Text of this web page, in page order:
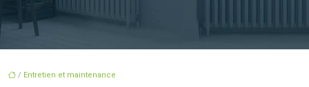
/ Entretien et maintenance